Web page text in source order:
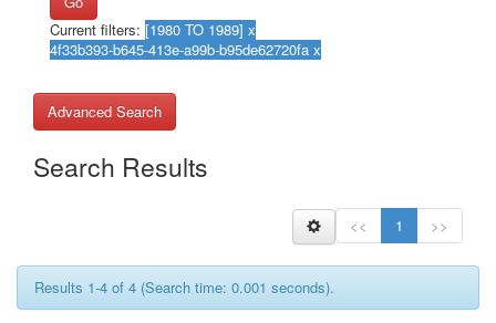
Current filters:
Advanced Search
Search Results
<< 1 >>
Results 1-4 of 4 (Search time: 0.001 seconds).